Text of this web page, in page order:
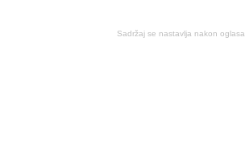
Sadržaj se nastavlja nakon oglasa